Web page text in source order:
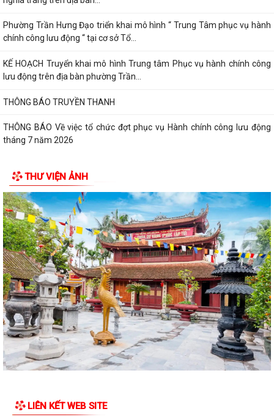
Phường Trần Hưng Đạo triển khai mô hình “ Trung Tâm phục vụ hành
chính công lưu động “ tại cơ sở Tổ...
KẾ HOẠCH Truyển khai mô hình Trung tâm Phục vụ hành chính công
lưu động trên địa bàn phường Trần...
THÔNG BÁO TRUYỀN THANH
THÔNG BÁO Về việc tổ chức đợt phục vụ Hành chính công lưu động
tháng 7 năm 2026
tâm thần Hải Dương nhân dịp 79...
Đồng chí Vũ Thị Hiên, Phó bí thư thường trực Đảng ủy phường Trần
Hưng Đạo thăm, tặng quà nhân Ngày...
Phường Trần Hưng Đạo triển khai lấy mẫu ADN các phần mộ liệt sĩ vô
danh tại Nghĩa trang Liệt Lê Lợi...
Đ/c Nguyễn Minh Thắng Bí thư Đảng ủy- Chủ tịch HĐND phường Trần
Hưng Đạo thăm, tặng quà gia đình...
Hơn 30 cán bộ, hội viên chữ thập đỏ trên địa bàn phường Trần Hưng
Đạo được tập huấn kỹ năng sơ cấp...
QUYẾT ĐỊNH Về việc công bố Danh mục thủ tục hành chính mới ban
hành, bị bãi bỏ thuộc phạm vi chức...
tặng quà các gia đình chính sách...
THƯ VIỆN ẢNH
LIÊN KẾT WEB SITE